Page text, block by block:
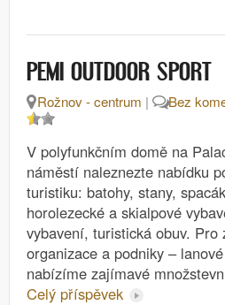
PEMI OUTDOOR SPORT
Rožnov - centrum | Bez
V polyfunkčním domě na
náměstí naleznezte nabídku
turistiku: batohy, stany,
horolezecké a skialpové
vybavení, turistická obuv. Pro
organizace a podniky –
nabízíme zajímavé
Celý příspěvek